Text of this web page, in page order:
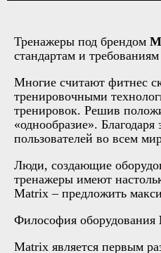
Тренажеры под брендом
стандартам и
Многие считают фитнес
тренировочными
тренировок. Решив
«однообразие».
пользователей во всем
Люди, создающие
тренажеры имеют
Matrix – предложить
Философия оборудования
Matrix является первым